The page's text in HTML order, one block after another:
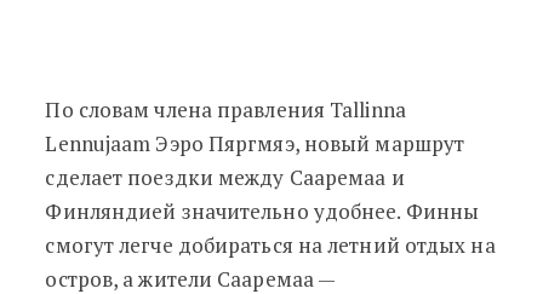
По словам члена правления Tallinna
Lennujaam Ээро Пяргмяэ, новый маршрут
сделает поездки между Сааремаа и
Финляндией значительно удобнее. Финны
смогут легче добираться на летний отдых на
остров, а жители Сааремаа —